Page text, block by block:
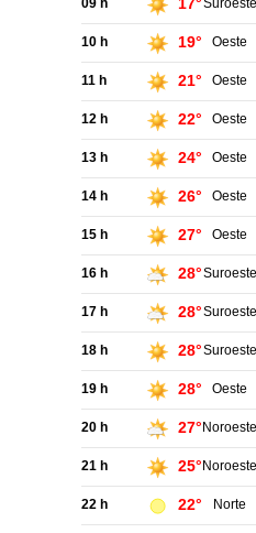
09 h 17°Suroeste
10 h 19° Oeste
11 h 21° Oeste
12 h 22° Oeste
13 h 24° Oeste
14 h 26° Oeste
15 h 27° Oeste
16 h 28°Suroeste
17 h 28°Suroeste
18 h 28°Suroeste
19 h 28° Oeste
20 h 27° Noroeste
21 h 25° Noroeste
22 h 22° Norte